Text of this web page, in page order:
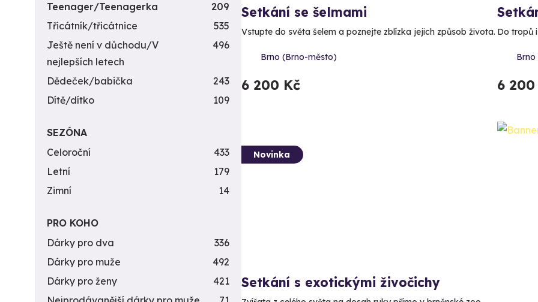
Setkání se šelmami
Vstupte do světa šelem a poznejte zblízka jejich způsob života.
Brno (Brno-město)
6 200 Kč
Do tropů
6 200
Novinka
Setkání s exotickými živočichy
Teenager/Teenagerka
209
Třicátník/třicátnice
535
Ještě není v důchodu/V
nejlepších letech
496
Dědeček/babička
243
Dítě/dítko
109
SEZÓNA
Celoroční
433
Letní
179
Zimní
14
PRO KOHO
Dárky pro dva
336
Dárky pro muže
492
Dárky pro ženy
421